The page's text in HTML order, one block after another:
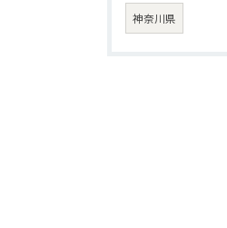
神奈川県